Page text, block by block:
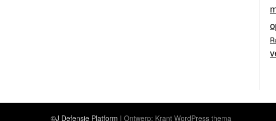
©J Defensie Platform | Ontwerp: Krant WordPress thema